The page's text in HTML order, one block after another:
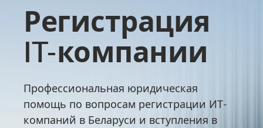
Регистрация
IT-компании
Профессиональная юридическая
помощь по вопросам регистрации ИТ-
компаний в Беларуси и вступления в